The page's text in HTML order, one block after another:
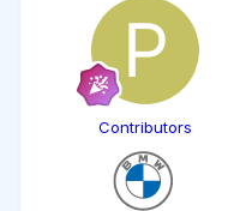
Contributors